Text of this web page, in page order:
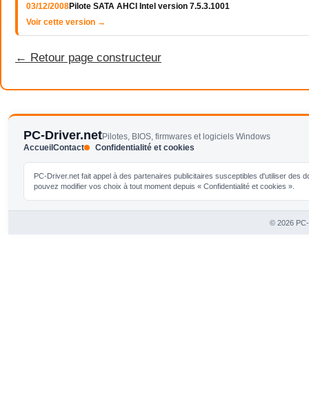
03/12/2008Pilote SATA AHCI Intel version 7.5.3.1001
Voir cette version →
← Retour page constructeur
PC-Driver.netPilotes, BIOS, firmwares et logiciels Windows
Accueil Contact Confidentialité et cookies
PC-Driver.net fait appel à des partenaires publicitaires susceptibles d'utiliser
pouvez modifier vos choix à tout moment depuis « Confidentialité et cookies ».
© 2026